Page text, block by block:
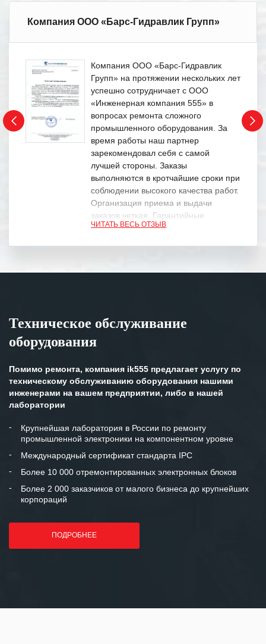
Компания ООО «Барс-Гидравлик Групп»
Компания ООО «Барс-Гидравлик
Групп» на протяжении нескольких лет
успешно сотрудничает с ООО
«Инженерная компания 555» в
вопросах ремонта сложного
промышленного оборудования. За
время работы наш партнер
зарекомендовал себя с самой
лучшей стороны. Заказы
выполняются в кротчайшие сроки при
соблюдении высокого качества работ.
Организация приема и выдачи
заказов четкая. Гарантийные
обязательства выполняются в
Особенно хочется отметить высокую
клиентоориентированность
готовность помочь в самых сложных
Мы высоко ценим сложившиеся
и доверительные партнерские
отношения и искренне желаем
«Инженерной компании «555» долгих
лет успеха и процветания.
ЧИТАТЬ ВЕСЬ ОТЗЫВ
Техническое обслуживание
оборудования
Помимо ремонта, компания ik555 предлагает услугу по
техническому обслуживанию оборудования нашими
инженерами на вашем предприятии, либо в нашей
лаборатории
Крупнейшая лаборатория в России по ремонту
промышленной электроники на компонентном уровне
Международный сертификат стандарта IPC
Более 10 000 отремонтированных электронных блоков
Более 2 000 заказчиков от малого бизнеса до крупнейших
корпораций
ПОДРОБНЕЕ